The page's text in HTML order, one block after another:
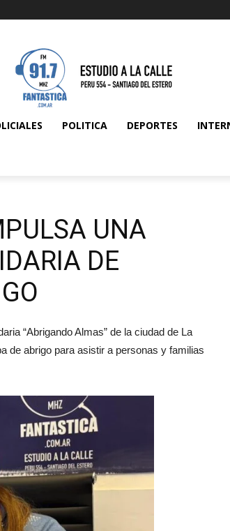
POLITICA DEPORTES
UNA
DE
“Abrigando Almas” de la ciudad de La
de abrigo para asistir a personas y familias